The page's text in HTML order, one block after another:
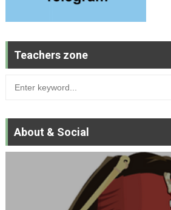
Teachers zone
About & Social